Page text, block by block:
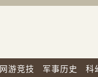
网游竞技 军事历史 科